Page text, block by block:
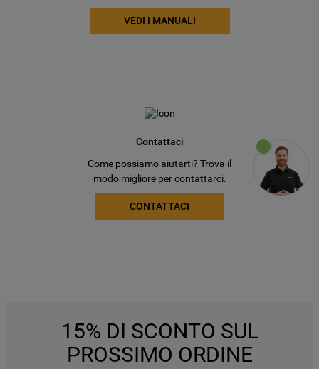
VEDI I MANUALI
Contattaci
Come possiamo aiutarti? Trova il
modo migliore per contattarci.
CONTATTACI
15% DI SCONTO SUL
PROSSIMO ORDINE